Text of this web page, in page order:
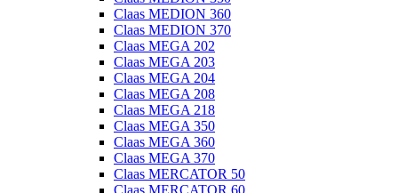
Claas MEDION 360
Claas MEDION 370
Claas MEGA 202
Claas MEGA 203
Claas MEGA 204
Claas MEGA 208
Claas MEGA 218
Claas MEGA 350
Claas MEGA 360
Claas MEGA 370
Claas MERCATOR 50
Claas MERCATOR 60